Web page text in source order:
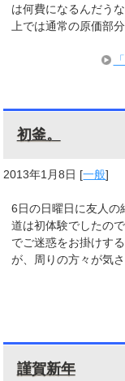
は何費になるんだう
上では通常の原価部
初釜。
2013年1月8日 [一般]
6日の日曜日に友人の
道は初体験でしたの
でご迷惑をお掛けす
が、周りの方々が気
謹賀新年